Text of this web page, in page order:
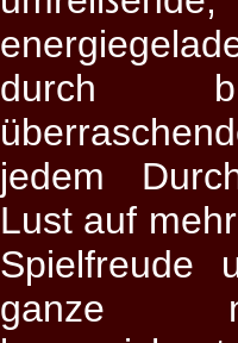
durch
jedem
Lust auf
Spielfreude
ganze